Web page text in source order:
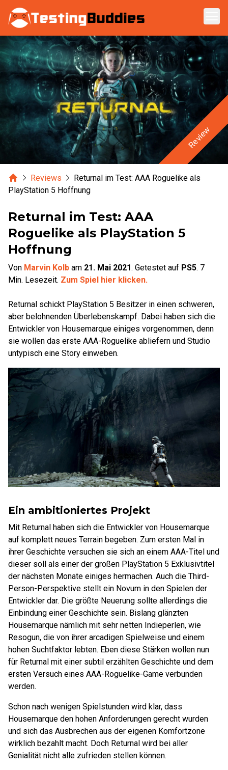
Zum Hauptinhalt springen
Review
HomeReviews
Returnal im Test: AAA Roguelike als
PlayStation 5 Hoffnung
Returnal im Test: AAA
Roguelike als PlayStation 5
Hoffnung
Von Marvin Kolb am 21. Mai 2021. Getestet auf PS5. 7
Min. Lesezeit. Zum Spiel hier klicken.
Returnal schickt PlayStation 5 Besitzer in einen schweren,
aber belohnenden Überlebenskampf. Dabei haben sich die
Entwickler von Housemarque einiges vorgenommen, denn
sie wollen das erste AAA-Roguelike abliefern und Studio
untypisch eine Story einweben.
Ein ambitioniertes Projekt
Mit Returnal haben sich die Entwickler von Housemarque
auf komplett neues Terrain begeben. Zum ersten Mal in
ihrer Geschichte versuchen sie sich an einem AAA-Titel und
dieser soll als einer der großen PlayStation 5 Exklusivtitel
der nächsten Monate einiges hermachen. Auch die Third-
Person-Perspektive stellt ein Novum in den Spielen der
Entwickler dar. Die größte Neuerung sollte allerdings die
Einbindung einer Geschichte sein. Bislang glänzten
Housemarque nämlich mit sehr netten Indieperlen, wie
Resogun, die von ihrer arcadigen Spielweise und einem
hohen Suchtfaktor lebten. Eben diese Stärken wollen nun
für Returnal mit einer subtil erzählten Geschichte und dem
ersten Versuch eines AAA-Roguelike-Game verbunden
werden.
Schon nach wenigen Spielstunden wird klar, dass
Housemarque den hohen Anforderungen gerecht wurden
und sich das Ausbrechen aus der eigenen Komfortzone
wirklich bezahlt macht. Doch Returnal wird bei aller
Genialität nicht alle zufrieden stellen können.